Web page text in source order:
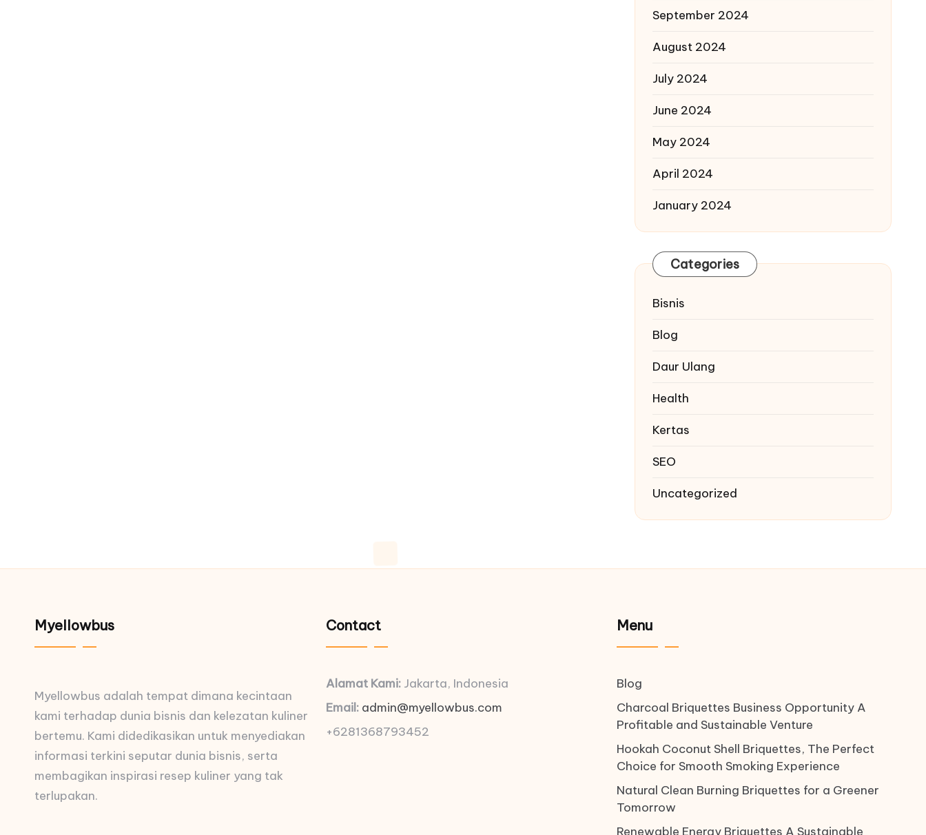
September 2024
August 2024
July 2024
June 2024
May 2024
April 2024
January 2024
Categories
Bisnis
Blog
Daur Ulang
Health
Kertas
SEO
Uncategorized
Myellowbus
Myellowbus adalah tempat dimana kecintaan
kami terhadap dunia bisnis dan kelezatan kuliner
bertemu. Kami didedikasikan untuk menyediakan
informasi terkini seputar dunia bisnis, serta
membagikan inspirasi resep kuliner yang tak
terlupakan.
Contact
Alamat Kami:Jakarta, Indonesia
Email: admin@myellowbus.com
+6281368793452
Menu
Blog
Charcoal Briquettes Business Opportunity A
Profitable and Sustainable Venture
Hookah Coconut Shell Briquettes, The Perfect
Choice for Smooth Smoking Experience
Natural Clean Burning Briquettes for a Greener
Tomorrow
Renewable Energy Briquettes A Sustainable